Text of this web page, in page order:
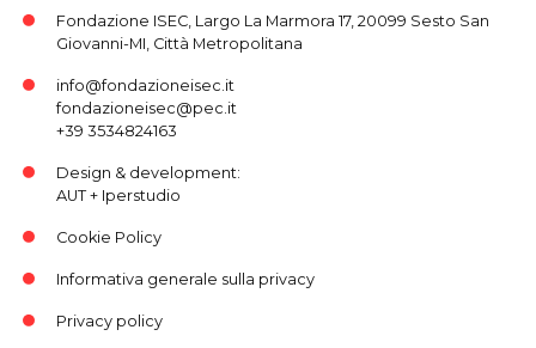
Fondazione ISEC, Largo La Marmora 17, 20099 Sesto San
Giovanni-MI, Città Metropolitana
info@fondazioneisec.it
fondazioneisec@pec.it
+39 3534824163
Design & development:
AUT+ Iperstudio
Cookie Policy
Informativa generale sulla privacy
Privacy policy